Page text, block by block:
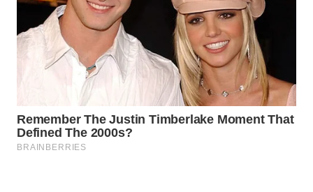
MKLI
LPKKI
KOPEKLIN